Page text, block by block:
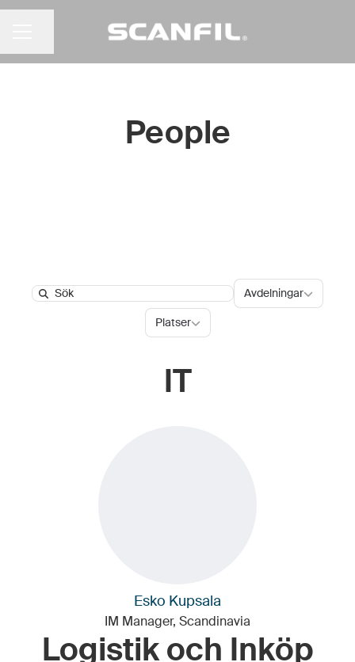
People
Search
Avdelningar
Avdelningar
Platser
Platser
IT
Esko Kupsala
IM Manager, Scandinavia
Logistik och Inköp